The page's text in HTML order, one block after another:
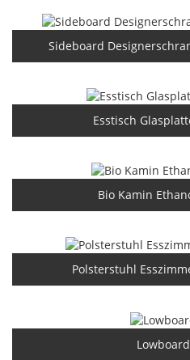
Sideboard
Esstisch
Bio Kamin
Polsterstuhl